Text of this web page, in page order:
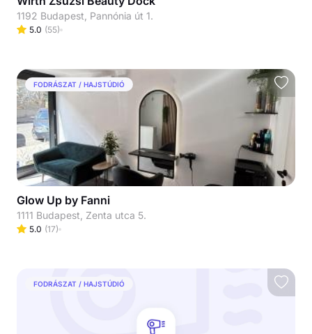
1192 Budapest, Pannónia út 1.
5.0 (55)
FODRÁSZAT / HAJSTÚDIÓ
Glow Up by Fanni
1111 Budapest, Zenta utca 5.
5.0 (17)
FODRÁSZAT / HAJSTÚDIÓ